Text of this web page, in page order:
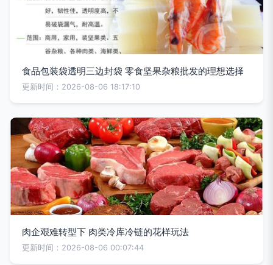
食品包装袋透明三边封袋 零食坚果杂粮批发的理想选择
更新时间：2026-08-06 18:17:10
肉企艰难转型下 肉类冷库冷链的花样玩法
更新时间：2026-08-06 00:07:44